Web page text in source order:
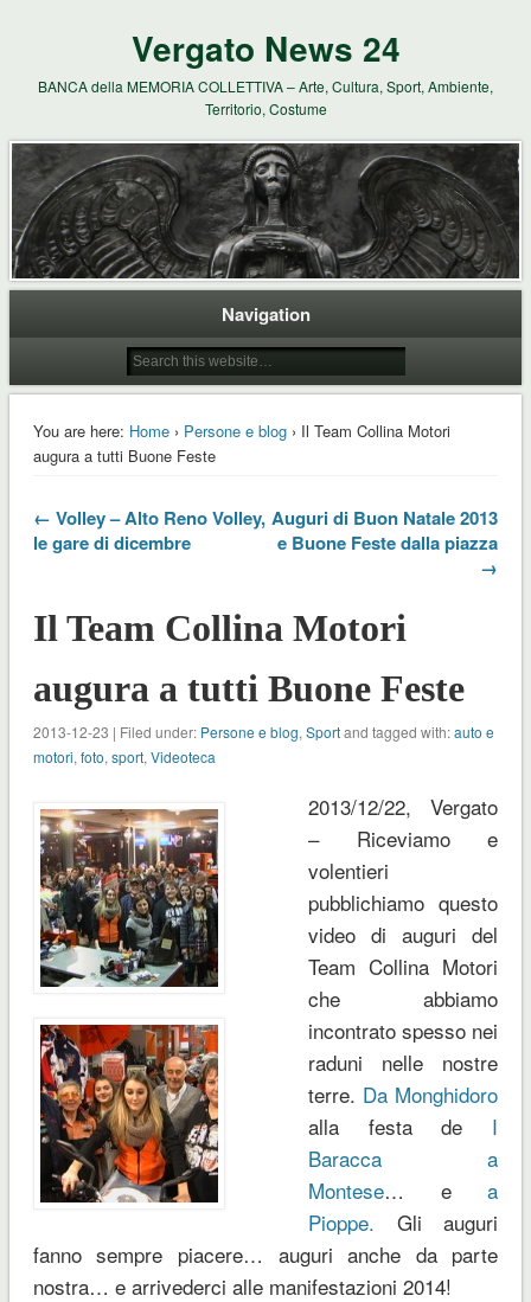
Vergato News 24
BANCA della MEMORIA COLLETTIVA – Arte, Cultura, Sport, Ambiente,
Territorio, Costume
Navigation
You are here: Home› Persone e blog› Il Team Collina Motori
augura a tutti Buone Feste
← Volley – Alto Reno Volley,
le gare di dicembre
Auguri di Buon Natale 2013
e Buone Feste dalla piazza
→
Il Team Collina Motori
augura a tutti Buone Feste
2013-12-23 | Filed under: Persone e blog, Sportand tagged with:auto e
motori, foto, sport, Videoteca
2013/12/22, Vergato
– Riceviamo e
volentieri
pubblichiamo questo
video di auguri del
Team Collina Motori
che abbiamo
incontrato spesso nei
raduni nelle nostre
terre. Da Monghidoro
alla festa de I
Baracca a
Montese… ea
Pioppe. Gli auguri
fanno sempre piacere… auguri anche da parte
nostra… e arrivederci alle manifestazioni 2014!